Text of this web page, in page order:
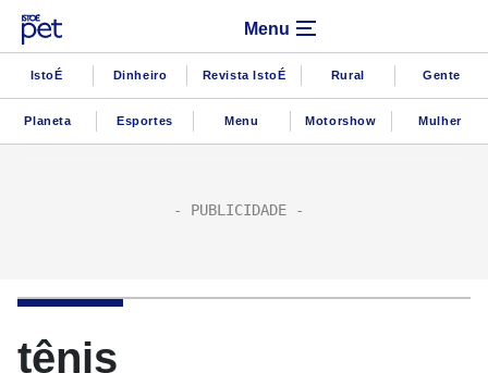
Menu
IstoÉ Dinheiro Revista IstoÉ Rural Gente
Planeta Esportes Menu Motorshow Mulher
tênis